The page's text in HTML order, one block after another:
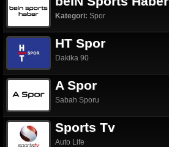
Kategori: Spor
HT Spor
Dakika 90
A Spor
Sabah Sporu
Sports Tv
Auto Life